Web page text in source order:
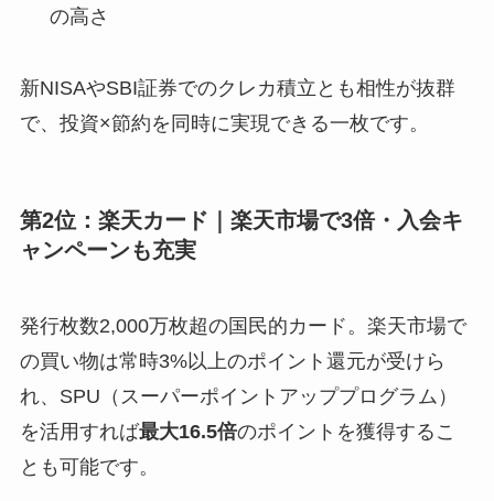
の高さ
新NISAやSBI証券でのクレカ積立とも相性が抜群
で、投資×節約を同時に実現できる一枚です。
第2位：楽天カード｜楽天市場で3倍・入会キ
ャンペーンも充実
発行枚数2,000万枚超の国民的カード。楽天市場で
の買い物は常時3%以上のポイント還元が受けら
れ、SPU（スーパーポイントアッププログラム）
を活用すれば最大16.5倍のポイントを獲得するこ
とも可能です。